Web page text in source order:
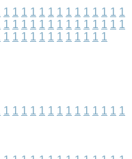
1 1 1 1 1 1 1 1 1 1 1 1 1 1
1 1 1 1 1 1 1 1 1 1 1 1 1 1
1 1 1 1 1 1 1 1 1 1 1 1
1 1 1 1 1 1 1 1 1 1 1 1 1 1